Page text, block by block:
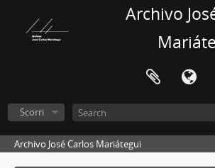
Archivo
Scorri
Archivo José Carlos Mariátegui